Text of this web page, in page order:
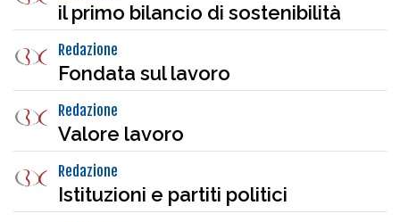
il primo bilancio di sostenibilità
Redazione
Fondata sul lavoro
Redazione
Valore lavoro
Redazione
Istituzioni e partiti politici